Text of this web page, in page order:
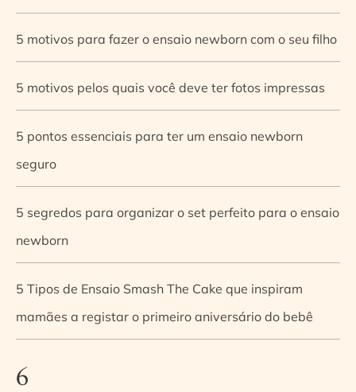
5 motivos para fazer o ensaio newborn com o seu filho
5 motivos pelos quais você deve ter fotos impressas
5 pontos essenciais para ter um ensaio newborn
seguro
5 segredos para organizar o set perfeito para o ensaio
newborn
5 Tipos de Ensaio Smash The Cake que inspiram
mamães a registar o primeiro aniversário do bebê
6